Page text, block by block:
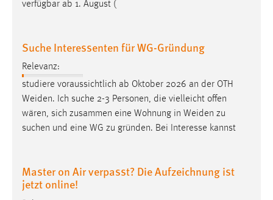
verfügbar ab 1. August (
Suche Interessenten für WG-Gründung
Relevanz:
studiere voraussichtlich ab Oktober 2026 an der OTH
Weiden. Ich suche 2-3 Personen, die vielleicht offen
wären, sich zusammen eine Wohnung in Weiden zu
suchen und eine WG zu gründen. Bei Interesse kannst
Master on Air verpasst? Die Aufzeichnung ist
jetzt online!
Das Cookie speichert die gewählte Sprache der Website.
30 Tage
Chat
Name:
MibewSessionID, MIBEW_UserID, mibew_locale, mibew-
chat-frame-style-5e9dbeb1811c0446
Wird benötigt um die Chatfunktion nutzen zu können.
Cookie Laufzeit: